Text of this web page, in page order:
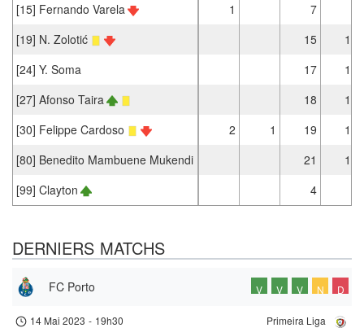
[15] Fernando Varela
1 7
[19] N. Zolotić
15
13
[24] Y. Soma
17
14
[27] Afonso Taira
18
14
[30] Felippe Cardoso
2 1 19
13
[80] Benedito Mambuene Mukendi
21
17
[99] Clayton
4
DERNIERS MATCHS
FC Porto V V V N D
Primeira Liga
14 Mai 2023 - 19h30